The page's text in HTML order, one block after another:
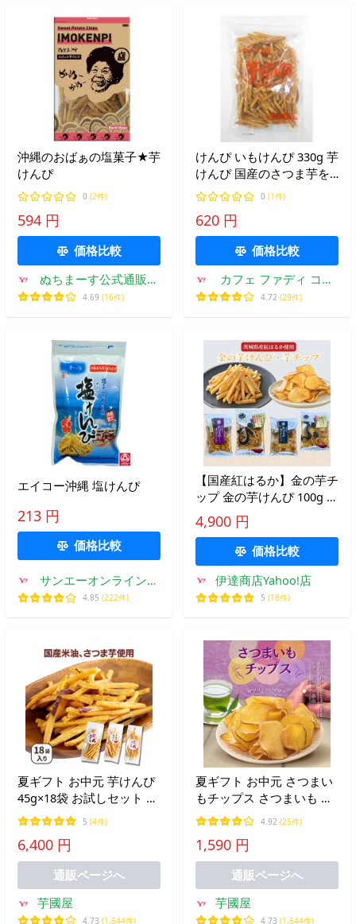
沖縄のおばぁの塩菓子★芋
けんぴ
0 (2件)
594 円
価格比較
ぬちまーす公式通販シ
ョップ
4.69 (16件)
けんぴ いもけんぴ 330g 芋
けんぴ 国産のさつま芋を
使用しました 横山食品 大
人気商品です
0 (1件)
620 円
価格比較
カフェ ファディ コー
ヒー 公式Yahoo!店
4.72 (29件)
エイコー沖縄 塩けんぴ
213 円
価格比較
サンエーオンラインシ
ョップ Yahoo!店
4.85 (222件)
【国産紅はるか】金の芋チ
ップ 金の芋けんぴ 100g 素
揚げ 芋蜜掛け 選べる2種
類 芋チップス 芋 芋けんぴ
芋ケンピ かりんとう 蜜 さ
つま芋 さつまいも お菓子
4,900 円
価格比較
伊達商店Yahoo!店
5 (18件)
夏ギフト お中元 芋けんぴ
45g×18袋 お試しセット お
菓子 詰め合わせ プレゼン
ト ギフト スイーツ お取り
寄せ 絶品 高級 個包装 3K
5 (4件)
6,400 円
通販ページへ
芋國屋
4.73 (1,644件)
夏ギフト お中元 さつまい
もチップス さつまいも 芋
スイーツ 和菓子 プレゼン
ト かりんとう 小分け おや
つ 個包装 お菓子 お芋スイ
ーツ 国産 芋せんべい3袋
4.92 (25件)
1,590 円
通販ページへ
芋國屋
4.73 (1,644件)